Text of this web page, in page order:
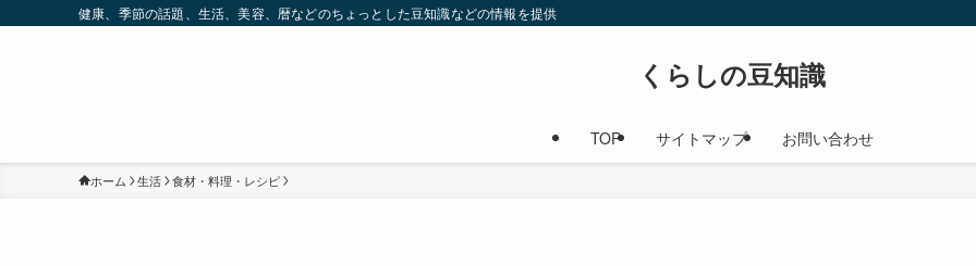
健康、季節の話題、生活、美容、暦などのちょっとした豆知識などの情報を提供
くらしの豆知識
TOP サイトマップ お問い合わせ
ホーム 生活 食材・料理・レシピ